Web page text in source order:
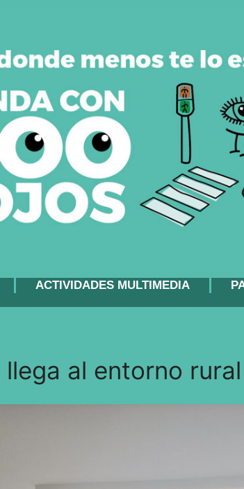
ACTIVIDADES MULTIMEDIA
al entorno rural